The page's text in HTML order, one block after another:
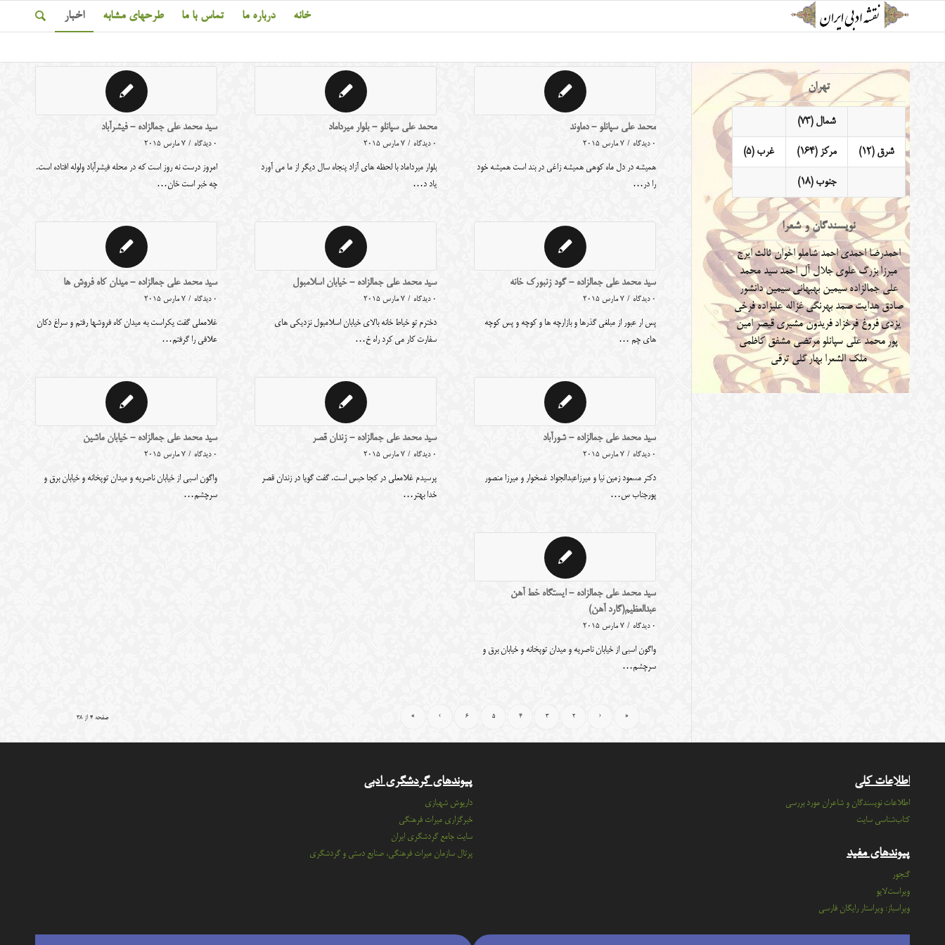
خانه درباره ما تماس با ما طرحهای مشابه اخبار
محمد علی سپانلو - دماوند
0 دیدگاه / 7 مارس 2015
همیشه در دل ماه کوهی همیشه زاغی در بند است همیشه خود
را در…
محمد علی سپانلو - بلوار میرداماد
0 دیدگاه / 7 مارس 2015
بلوار میرداماد با لحظه های آزاد پنجاه سال دیگر از ما می آورد
یاد د…
سید محمد علی جمالزاده - فیشرآباد
0 دیدگاه / 7 مارس 2015
امروز درست نه روز است که در محله فیشرآباد ولوله افتاده است.
چه خبر است خان…
سید محمد علی جمالزاده - گود زنبورک خانه
0 دیدگاه / 7 مارس 2015
پس ار عبور از مبلغی گذرها و بازارچه ها و کوچه و پس کوچه
های چم …
سید محمد علی جمالزاده - خیابان اسلامبول
0 دیدگاه / 7 مارس 2015
دخترم تو خیاط خانه بالای خیابان اسلامبول نزدیکی های
سفارت کار می کرد راه خ…
سید محمد علی جمالزاده - میدان کاه فروش ها
0 دیدگاه / 7 مارس 2015
غلامعلی گفت یکراست به میدان کاه فروشها رفتم و سراغ دکان
علافی را گرفتم…
سید محمد علی جمالزاده - شورآباد
0 دیدگاه / 7 مارس 2015
دکتر مسعود زمین نیا و میرزاعبدالجواد غمخوار و میرزا منصور
پورجناب س…
سید محمد علی جمالزاده - زندان قصر
0 دیدگاه / 7 مارس 2015
پرسیدم غلامعلی در کجا حبس است. گفت گویا در زندان قصر
خدا بهتر…
سید محمد علی جمالزاده - خیابان ماشین
0 دیدگاه / 7 مارس 2015
واگون اسبی از خیابان ناصریه و میدان توپخانه و خیابان برق و
سرچشم…
سید محمد علی جمالزاده - ایستگاه خط آهن
عبدالعظیم(گارد آهن)
0 دیدگاه / 7 مارس 2015
واگون اسبی از خیابان ناصریه و میدان توپخانه و خیابان برق و
سرچشم…
صفحه 4 از 38 «
‹
2
3
4
5
6
›
»
تهران
شمال (73)
شرق (12) مرکز (164) غرب (5)
جنوب (18)
نویسندگان و شعرا
احمدرضا احمدیاحمد شاملواخوان ثالث ایرج
میرزابزرگ علوی جلال آل احمد سید محمد
علی جمالزاده سیمین بهبهانیسیمین دانشور
صادق هدایتصمد بهرنگیغزاله علیزادهفرخی
یزدیفروغ فرخزاد فریدون مشیری قیصر امین
پور محمد علی سپانلو مرتضی مشفق کاظمی
ملک الشعرا بهارگلی ترقی
اطلاعات کلی
اطلاعات نویسندگان و شاعران مورد بررسی
کتاب‌شناسی سایت
پیوندهای مفید
گنجور
ویراست‌لایو
ویراسباز: ویراستار رایگان فارسی
پیوندهای گردشگری ادبی
داریوش شهبازی
خبرگزاری میراث فرهنگی
سايت جامع گردشگري ايران
پرتال سازمان ميراث فرهنگي، صنايع دستي و گردشگري